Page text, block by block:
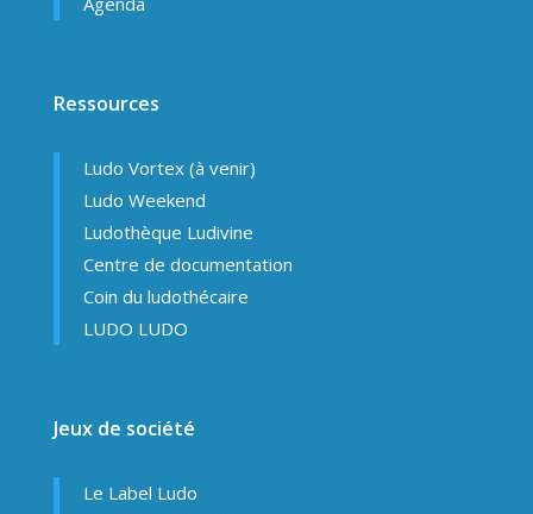
Ressources
Ludo Vortex (à venir)
Ludo Weekend
Ludothèque Ludivine
Centre de documentation
Coin du ludothécaire
LUDO LUDO
Jeux de société
Le Label Ludo